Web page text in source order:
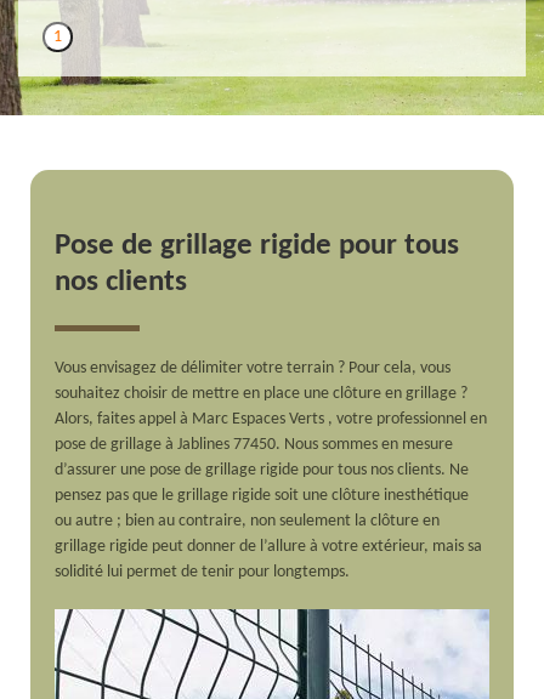
1
Pose de grillage rigide pour tous
nos clients
Vous envisagez de délimiter votre terrain ? Pour cela, vous
souhaitez choisir de mettre en place une clôture en grillage ?
Alors, faites appel à Marc Espaces Verts , votre professionnel en
pose de grillage à Jablines 77450. Nous sommes en mesure
d’assurer une pose de grillage rigide pour tous nos clients. Ne
pensez pas que le grillage rigide soit une clôture inesthétique
ou autre ; bien au contraire, non seulement la clôture en
grillage rigide peut donner de l’allure à votre extérieur, mais sa
solidité lui permet de tenir pour longtemps.